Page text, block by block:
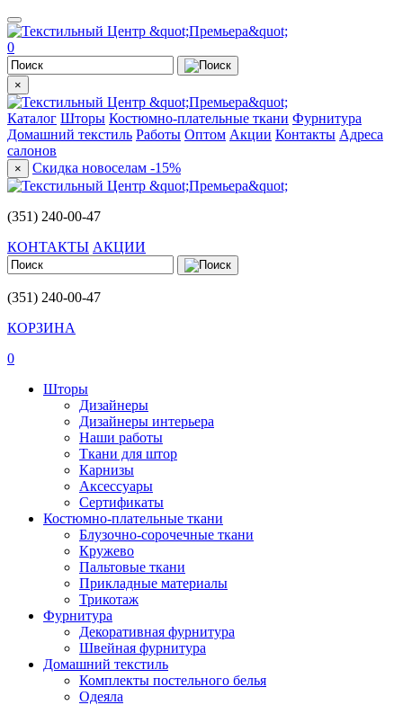
0
×
Каталог Шторы Костюмно-плательные ткани Фурнитура
Домашний текстиль Работы Оптом Акции Контакты Адреса
салонов
× Скидка новоселам -15%
(351) 240-00-47
КОНТАКТЫ АКЦИИ
(351) 240-00-47
КОРЗИНА
0
Шторы
Дизайнеры
Дизайнеры интерьера
Наши работы
Ткани для штор
Карнизы
Аксессуары
Сертификаты
Костюмно-плательные ткани
Блузочно-сорочечные ткани
Кружево
Пальтовые ткани
Прикладные материалы
Трикотаж
Фурнитура
Декоративная фурнитура
Швейная фурнитура
Домашний текстиль
Комплекты постельного белья
Одеяла